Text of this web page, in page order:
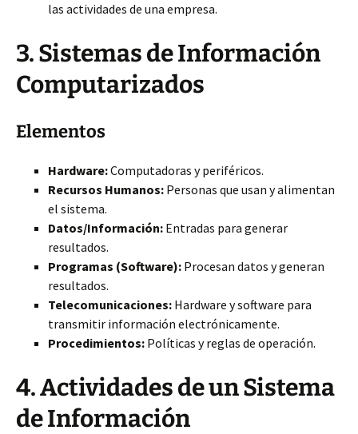
las actividades de una empresa.
3. Sistemas de Información
Computarizados
Elementos
Hardware:Computadoras y periféricos.
Recursos Humanos: Personas que usan y alimentan
el sistema.
Datos/Información: Entradas para generar
resultados.
Programas (Software): Procesan datos y generan
resultados.
Telecomunicaciones: Hardware y software para
transmitir información electrónicamente.
Procedimientos: Políticas y reglas de operación.
4. Actividades de un Sistema
de Información